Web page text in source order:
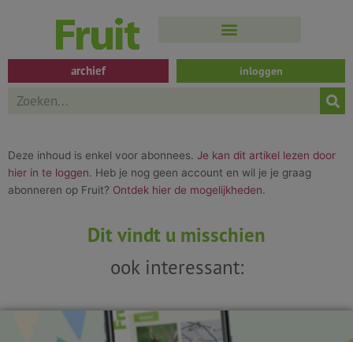
inhoud
archief inloggen
Search
Deze inhoud is enkel voor abonnees. Je kan dit artikel lezen door
hier in te loggen. Heb je nog geen account en wil je je graag
abonneren op Fruit? Ontdek hier de mogelijkheden.
Dit vindt u misschien
ook interessant: